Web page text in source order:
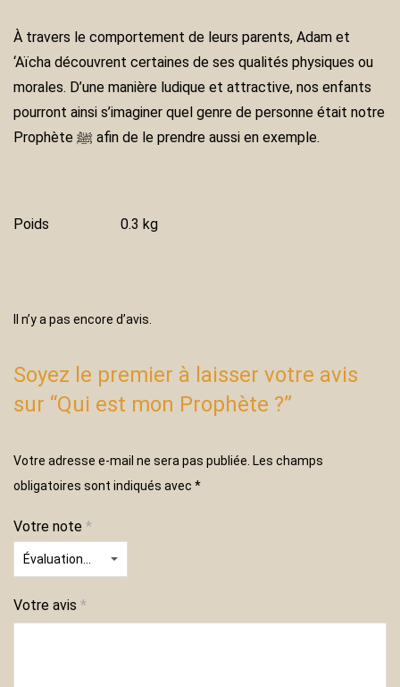
À travers le comportement de leurs parents, Adam et
‘Aïcha découvrent certaines de ses qualités physiques ou
morales. D’une manière ludique et attractive, nos enfants
pourront ainsi s’imaginer quel genre de personne était notre
Prophète ﷺ afin de le prendre aussi en exemple.
Poids 0.3 kg
Il n’y a pas encore d’avis.
Soyez le premier à laisser votre avis
sur “Qui est mon Prophète ?”
Votre adresse e-mail ne sera pas publiée. Les champs
obligatoires sont indiqués avec *
Votre note *
Votre avis *